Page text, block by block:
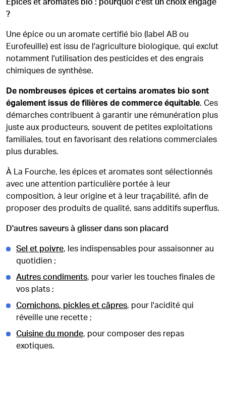
Épices et aromates bio : pourquoi c’est un choix engagé
?
Une épice ou un aromate certifié bio (label AB ou
Eurofeuille) est issu de l'agriculture biologique, qui exclut
notamment l'utilisation des pesticides et des engrais
chimiques de synthèse.
De nombreuses épices et certains aromates bio sont
également issus de filières de commerce équitable. Ces
démarches contribuent à garantir une rémunération plus
juste aux producteurs, souvent de petites exploitations
familiales, tout en favorisant des relations commerciales
plus durables.
À La Fourche, les épices et aromates sont sélectionnés
avec une attention particulière portée à leur
composition, à leur origine et à leur traçabilité, afin de
proposer des produits de qualité, sans additifs superflus.
D'autres saveurs à glisser dans son placard
Sel et poivre, les indispensables pour assaisonner au
quotidien ;
Autres condiments, pour varier les touches finales de
vos plats ;
Cornichons, pickles et câpres, pour l'acidité qui
réveille une recette ;
Cuisine du monde, pour composer des repas
exotiques.